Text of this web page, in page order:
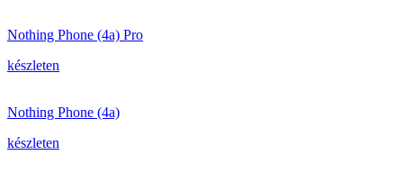
Nothing Phone (4a) Pro
készleten
Nothing Phone (4a)
készleten